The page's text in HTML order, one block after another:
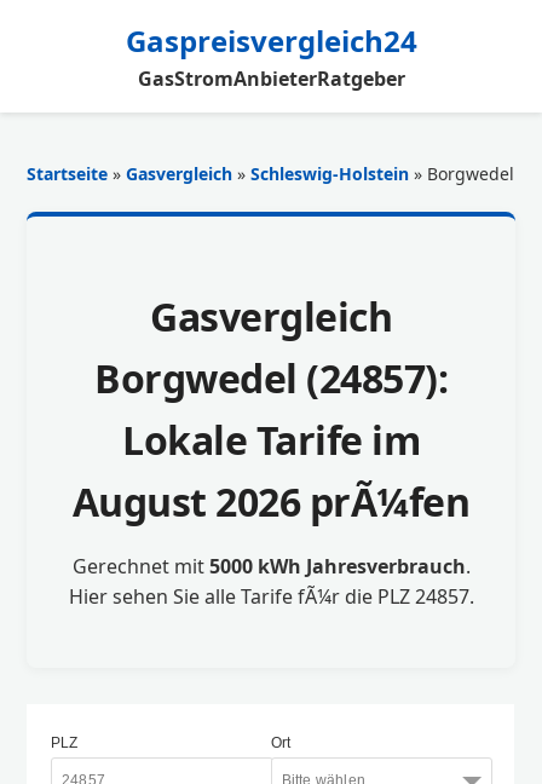
Gaspreisvergleich24
GasStromAnbieterRatgeber
Startseite »Gasvergleich »Schleswig-Holstein » Borgwedel
Gasvergleich
Borgwedel (24857):
Lokale Tarife im
August 2026 prÃ¼fen
Gerechnet mit5000 kWh Jahresverbrauch.
Hier sehen Sie alle Tarife fÃ¼r die PLZ 24857.